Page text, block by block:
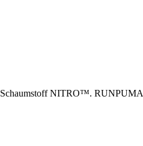
Schaumstoff NITRO™. RUNPUMA